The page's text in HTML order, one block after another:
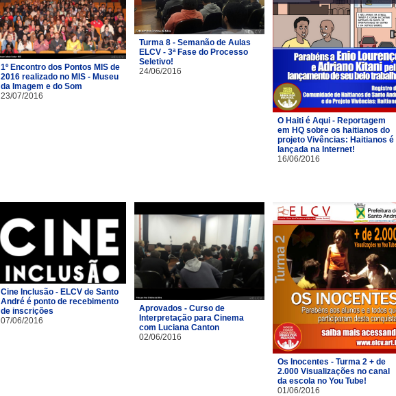
1º Encontro dos Pontos MIS de
2016 realizado no MIS - Museu
da Imagem e do Som
23/07/2016
Turma 8 - Semanão de Aulas
ELCV - 3ª Fase do Processo
Seletivo!
24/06/2016
O Haiti é Aqui - Reportagem
em HQ sobre os haitianos do
projeto Vivências: Haitianos é
lançada na Internet!
16/06/2016
Cine Inclusão - ELCV de Santo
André é ponto de recebimento
de inscrições
07/06/2016
Aprovados - Curso de
Interpretação para Cinema
com Luciana Canton
02/06/2016
Os Inocentes - Turma 2 + de
2.000 Visualizações no canal
da escola no You Tube!
01/06/2016